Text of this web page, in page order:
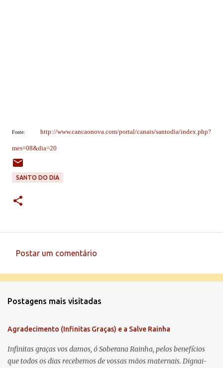
Fonte: http://www.cancaonova.com/portal/canais/santodia/index.php?
mes=08&dia=20
SANTO DO DIA
e
t
á
r
Postar um comentário
Postagens mais visitadas
Agradecimento (Infinitas Graças) e a Salve Rainha
Infinitas graças vos damos, ó Soberana Rainha, pelos benefícios
que todos os dias recebemos de vossas mãos maternais. Dignai-